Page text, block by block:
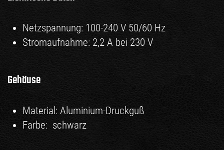
Netzspannung: 100-240 V 50/60 Hz
Stromaufnahme: 2,2 A bei 230 V
Gehäuse
Material: Aluminium-Druckguß
Farbe: schwarz